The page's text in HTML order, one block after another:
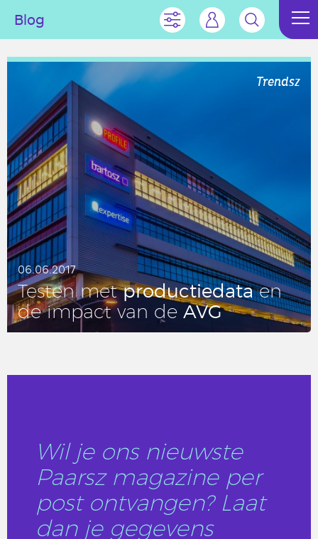
Blog
Trendsz
06.06.2017
Testen metpro­duc­tie­da­taen
de impact van de AVG
Wil je ons nieuwste
Paarsz magazine per
post ontvangen? Laat
dan je gegevens